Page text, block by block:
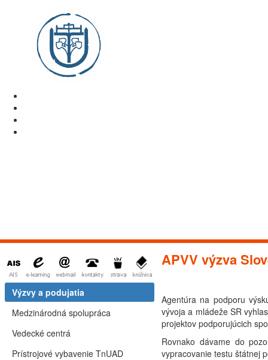
APVV výzva
Agentúra na podporu
vývoja a mládeže SR
projektov podporujúcich
Rovnako dávame do
vypracovanie testu štátnej
Výzvy a podujatia
Medzinárodná spolupráca
Vedecké centrá
Prístrojové vybavenie TnUAD